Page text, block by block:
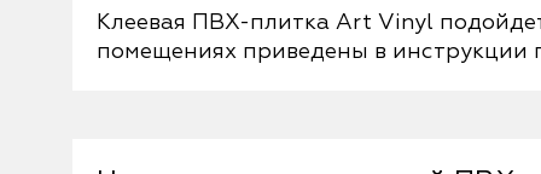
Клеевая ПВХ-плитка Art Vinyl
помещениях приведены в инструкции